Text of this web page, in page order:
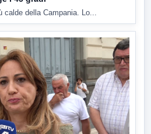
calde della Campania. Lo...